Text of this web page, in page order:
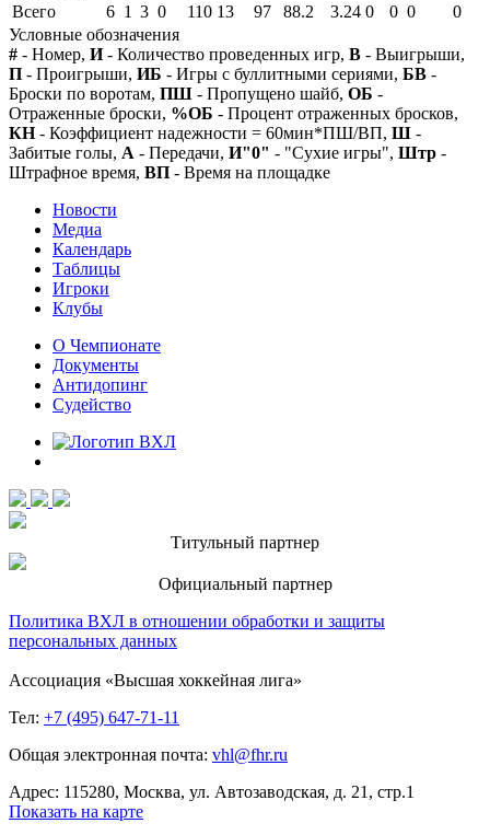
Всего
6 1 3 0 110 13 97 88.2 3.24 0 0 0
0
Условные обозначения
# - Номер, И- Количество проведенных игр, В - Выигрыши,
П - Проигрыши, ИБ - Игры с буллитными сериями, БВ -
Броски по воротам, ПШ - Пропущено шайб, ОБ -
Отраженные броски, %ОБ - Процент отраженных бросков,
КН- Коэффициент надежности = 60мин*ПШ/ВП, Ш -
Забитые голы, А - Передачи, И"0" - "Сухие игры", Штр -
Штрафное время, ВП - Время на площадке
Новости
Медиа
Календарь
Таблицы
Игроки
Клубы
О Чемпионате
Документы
Антидопинг
Судейство
Титульный партнер
Официальный партнер
Политика ВХЛ в отношении обработки и защиты
персональных данных
Ассоциация «Высшая хоккейная лига»
Тел: +7 (495) 647-71-11
Общая электронная почта: vhl@fhr.ru
Адрес: 115280, Москва, ул. Автозаводская, д. 21, стр.1
Показать на карте